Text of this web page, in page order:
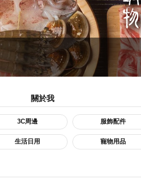
關於我
3C周邊 服飾配件
生活日用 寵物用品